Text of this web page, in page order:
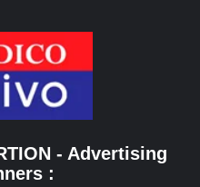
- Advertising
: